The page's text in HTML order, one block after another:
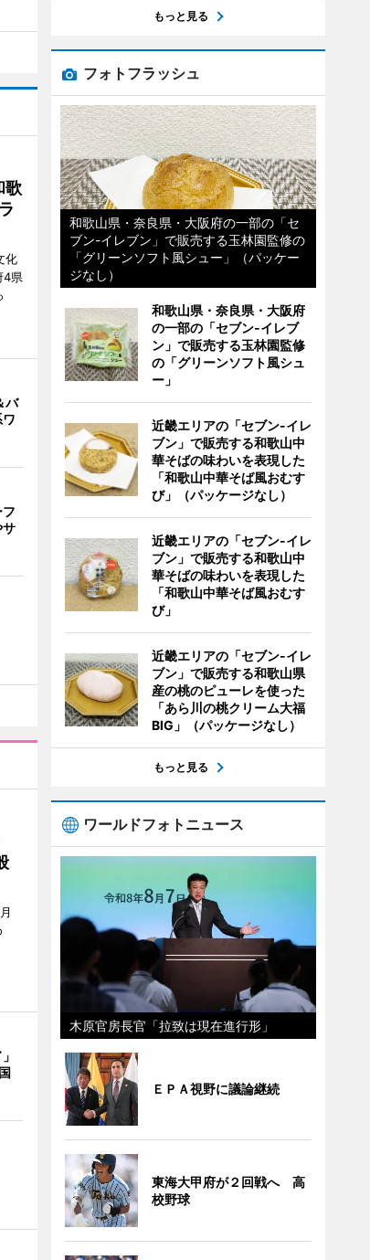
歌
化
4県
バ
もっと見る
フォトフラッシュ
和歌山県・奈良県・大阪府の一部の「セ
ブン-イレブン」で販売する玉林園監修の
「グリーンソフト風シュー」（パッケー
ジなし）
和歌山県・奈良県・大阪府
の一部の「セブン-イレブ
ン」で販売する玉林園監修
の「グリーンソフト風シュ
ー」
近畿エリアの「セブン-イレ
ブン」で販売する和歌山中
華そばの味わいを表現した
「和歌山中華そば風おむす
び」（パッケージなし）
近畿エリアの「セブン-イレ
ブン」で販売する和歌山中
華そばの味わいを表現した
「和歌山中華そば風おむす
び」
近畿エリアの「セブン-イレ
ブン」で販売する和歌山県
産の桃のピューレを使った
「あら川の桃クリーム大福
BIG」（パッケージなし）
もっと見る
ワールドフォトニュース
木原官房長官「拉致は現在進行形」
ＥＰＡ視野に議論継続
東海大甲府が２回戦へ 高
校野球